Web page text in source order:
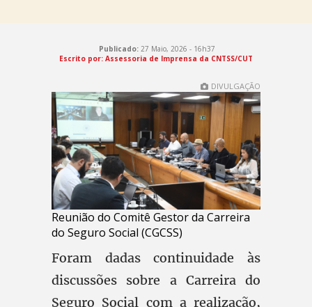
Publicado: 27 Maio, 2026 - 16h37
Escrito por: Assessoria de Imprensa da CNTSS/CUT
DIVULGAÇÃO
Reunião do Comitê Gestor da Carreira
do Seguro Social (CGCSS)
Foram dadas continuidade às
discussões sobre a Carreira do
Seguro Social com a realização,